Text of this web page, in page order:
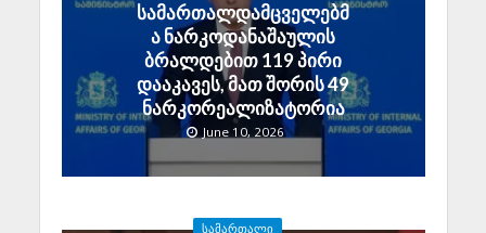
სამართალდამცველებმ
ა ნარკოდანაშაულის
ბრალდებით 119 პირი
დააკავეს, მათ შორის 49
ნარკორეალიზატორია
June 10, 2026
ᲡᲐᲛᲐᲠᲗᲐᲚᲘ